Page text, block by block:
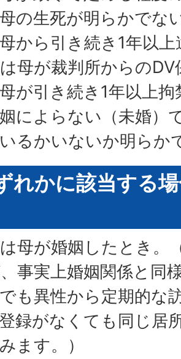
の生死が明らかでな
から引き続き1年以
母が裁判所からの
が引き続き1年以上
によらない（未婚）
るかいないか明らか
れかに該当する
母が婚姻したとき。
事実上婚姻関係と同
も異性から定期的な
録がなくても同じ居
ます。）